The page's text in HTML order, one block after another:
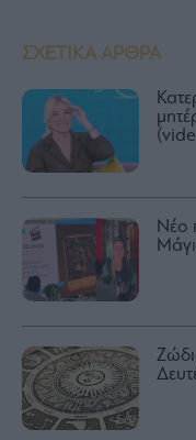
ΣΧΕΤΙΚΑ ΑΡΘΡΑ
Νέο